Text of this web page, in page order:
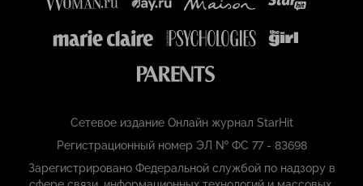
Сетевое издание Онлайн журнал StarHit
Регистрационный номер ЭЛ № ФС 77 - 83698
Зарегистрировано Федеральной службой по надзору в